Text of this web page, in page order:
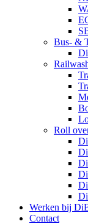
Bus- &
Roll
Werken bij
Contact